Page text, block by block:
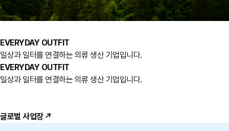
EVERYDAY OUTFIT
일상과 일터를 연결하는 의류 생산 기업입니다.
EVERYDAY OUTFIT
일상과 일터를 연결하는 의류 생산 기업입니다.
글로벌 사업장↗